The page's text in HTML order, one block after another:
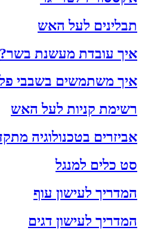
תבלינים לעל האש
איך עובדת מעשנת בשר?
איך משתמשים בשבבי
רשימת קניות לעל האש
אביזרים בטכנולוגיה
סט כלים למנגל
המדריך לעישון עוף
המדריך לעישון דגים